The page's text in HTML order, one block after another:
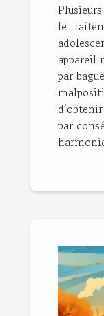
le
appareil
par
par